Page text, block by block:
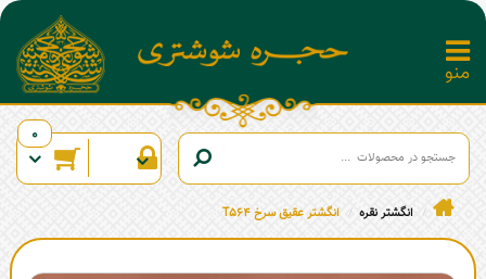
0
انگشتر نقره انگشتر عقیق سرخ T564